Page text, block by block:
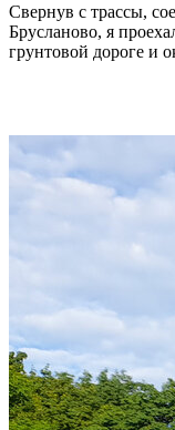
Свернув с трассы,
Брусланово, я
грунтовой дороге и